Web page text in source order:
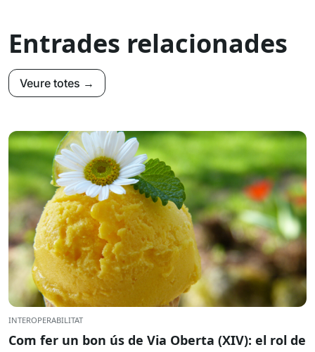
Entrades relacionades
Veure totes →
INTEROPERABILITAT
Com fer un bon ús de Via Oberta (XIV): el rol de